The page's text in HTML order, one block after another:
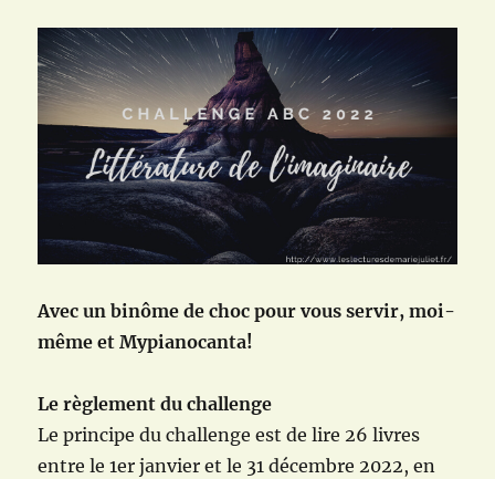
Avec un binôme de choc pour vous servir, moi-
même et Mypianocanta!
Le règlement du challenge
Le principe du challenge est de lire 26 livres
entre le 1er janvier et le 31 décembre 2022, en